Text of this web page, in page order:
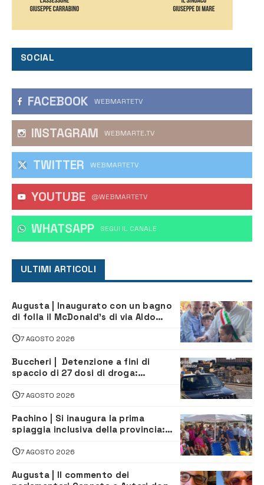
SOCIAL
FACEBOOK WEBMARTETV
INSTAGRAM WEBMARTE.TV
TWITTER WEBMARTETV
YOUTUBE @WEBMARTETV
WHATSAPP ‎SEGUI IL CANALE
ULTIMI ARTICOLI
Augusta | Inaugurato con un bagno
di folla il McDonald’s di via Aldo
7 AGOSTO 2026
Buccheri | Detenzione a fini di
spaccio di 27 dosi di droga:
7 AGOSTO 2026
Pachino | Si inaugura la prima
spiaggia inclusiva della provincia:
tutti
7 AGOSTO 2026
Augusta | Il commento dei